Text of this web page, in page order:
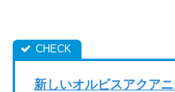
新しいオルビスアクア